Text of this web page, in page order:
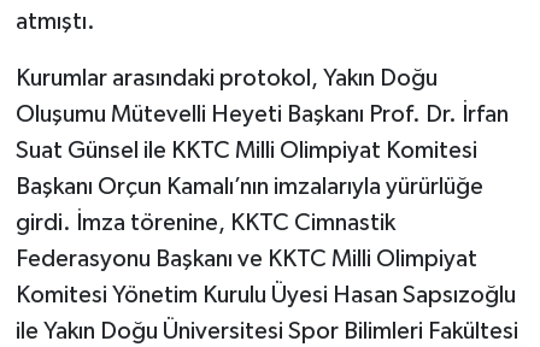
atmıştı.
Kurumlar arasındaki protokol, Yakın Doğu
Oluşumu Mütevelli Heyeti Başkanı Prof. Dr. İrfan
Suat Günsel ile KKTC Milli Olimpiyat Komitesi
Başkanı Orçun Kamalı’nın imzalarıyla yürürlüğe
girdi. İmza törenine, KKTC Cimnastik
Federasyonu Başkanı ve KKTC Milli Olimpiyat
Komitesi Yönetim Kurulu Üyesi Hasan Sapsızoğlu
ile Yakın Doğu Üniversitesi Spor Bilimleri Fakültesi